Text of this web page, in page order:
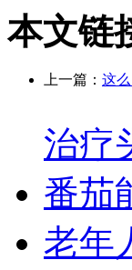
本文链
上一篇： 这
治疗
番茄
老年